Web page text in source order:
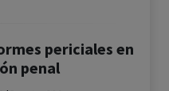
periciales en
penal